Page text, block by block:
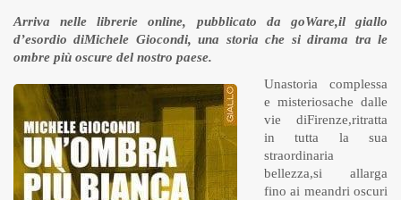
Arriva nelle librerie online, pubblicato da goWare,il giallo
d’esordio diMichele Giocondi, una storia che si dirama tra le
ombre più oscure del nostro paese.
Unastoria complessa
e misteriosache dalle
vie diFirenze,ritratta
in tutta la sua
straordinaria
bellezza,si allarga
fino ai meandri oscuri